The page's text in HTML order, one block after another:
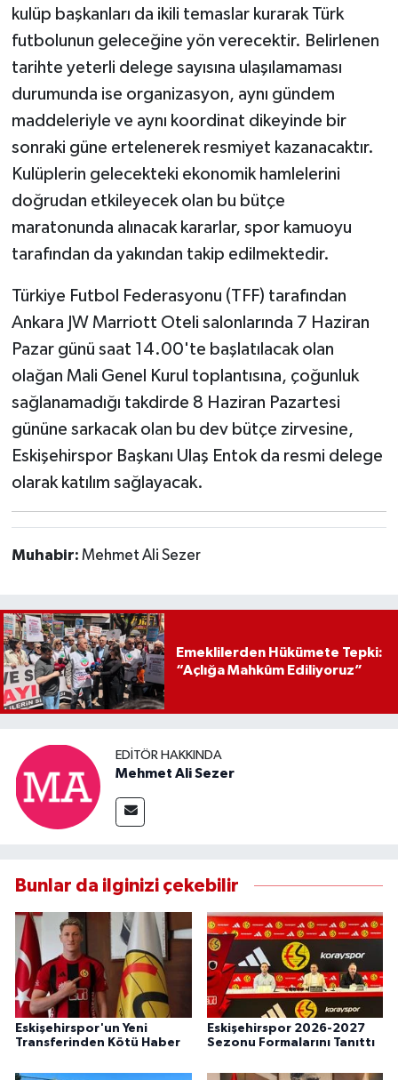
kulüp başkanları da ikili temaslar kurarak Türk
futbolunun geleceğine yön verecektir. Belirlenen
tarihte yeterli delege sayısına ulaşılamaması
durumunda ise organizasyon, aynı gündem
maddeleriyle ve aynı koordinat dikeyinde bir
sonraki güne ertelenerek resmiyet kazanacaktır.
Kulüplerin gelecekteki ekonomik hamlelerini
doğrudan etkileyecek olan bu bütçe
maratonunda alınacak kararlar, spor kamuoyu
tarafından da yakından takip edilmektedir.
Türkiye Futbol Federasyonu (TFF) tarafından
Ankara JW Marriott Oteli salonlarında 7 Haziran
Pazar günü saat 14.00'te başlatılacak olan
olağan Mali Genel Kurul toplantısına, çoğunluk
sağlanamadığı takdirde 8 Haziran Pazartesi
gününe sarkacak olan bu dev bütçe zirvesine,
Eskişehirspor Başkanı Ulaş Entokda resmi delege
olarak katılım sağlayacak.
Muhabir: Mehmet Ali Sezer
Emeklilerden Hükümete Tepki:
“Açlığa Mahkûm Ediliyoruz”
EDITÖR HAKKINDA
Mehmet Ali Sezer
Bunlar da ilginizi çekebilir
Eskişehirspor'un Yeni
Transferinden Kötü Haber
Eskişehirspor 2026-2027
Sezonu Formalarını Tanıttı